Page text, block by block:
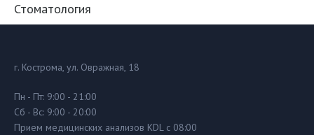
Стоматология
г. Кострома, ул. Овражная, 18
Пн - Пт: 9:00 - 21:00
Сб - Вс: 9:00 - 20:00
Прием медицинских анализов KDL с 08:00